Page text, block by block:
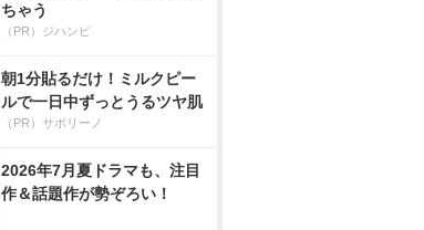
ちゃう
（PR）ジハンピ
朝1分貼るだけ！ミルクピー
ルで一日中ずっとうるツヤ肌
（PR）サボリーノ
2026年7月夏ドラマも、注目
作＆話題作が勢ぞろい！